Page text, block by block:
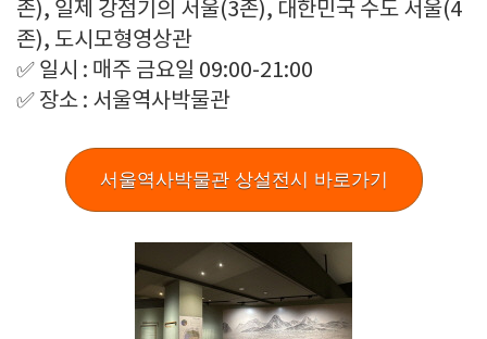
존), 일제 강점기의 서울(3존), 대한민국 수도 서울(4
존), 도시모형영상관
✅ 일시 : 매주 금요일 09:00-21:00
✅ 장소 : 서울역사박물관
서울역사박물관 상설전시 바로가기